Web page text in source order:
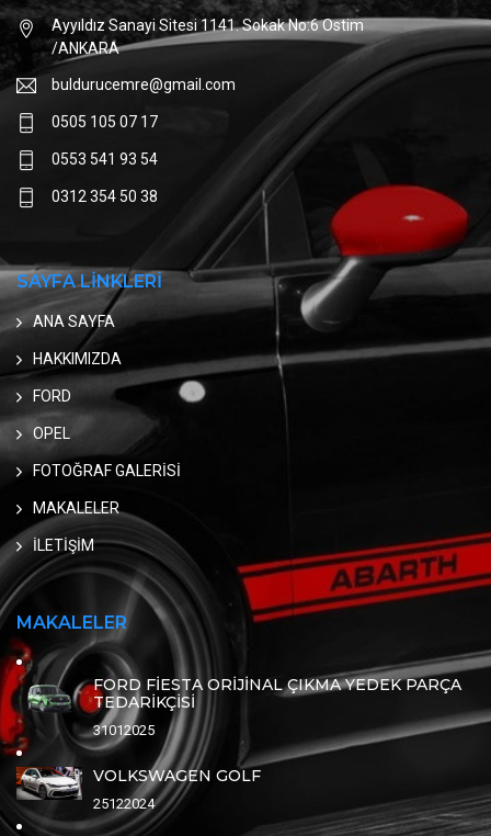
Ayyıldız Sanayi Sitesi 1141. Sokak No:6 Ostim
/ANKARA
buldurucemre@gmail.com
0505 105 07 17
0553 541 93 54
0312 354 50 38
SAYFA LİNKLERİ
ANA SAYFA
HAKKIMIZDA
FORD
OPEL
FOTOĞRAF GALERİSİ
MAKALELER
İLETİŞİM
MAKALELER
FORD FİESTA ORİJİNAL ÇIKMA YEDEK PARÇA
TEDARİKÇİSİ
31012025
VOLKSWAGEN GOLF
25122024